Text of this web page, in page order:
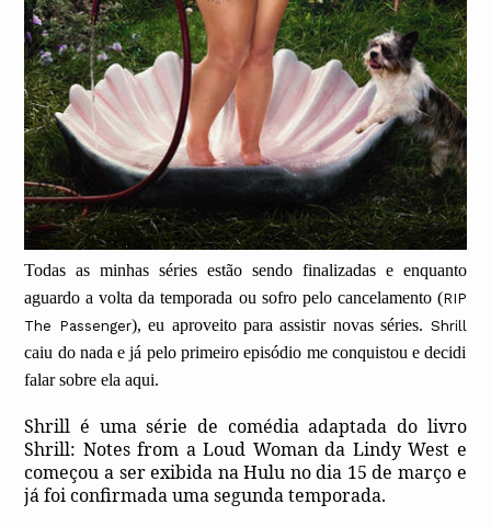
Todas as minhas séries estão sendo finalizadas e enquanto
aguardo a volta da temporada ou sofro pelo cancelamento (RIP
The Passenger), eu aproveito para assistir novas séries. Shrill
caiu do nada e já pelo primeiro episódio me conquistou e decidi
falar sobre ela aqui.
Shrill é uma série de comédia adaptada do livro
Shrill: Notes from a Loud Woman da Lindy West e
começou a ser exibida na Hulu no dia 15 de março e
já foi confirmada uma segunda temporada.